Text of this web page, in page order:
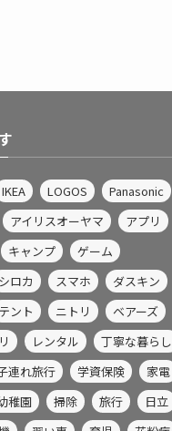
IKEA LOGOS
Panasonic
アイリスオーヤマ
アプリ
キャンプ
ゲーム
シロカ スマホ
ダスキン
テント ニトリ
ベアーズ
レンタル
丁寧な暮らし
連れ旅行 学資保険
家電
稚園 掃除 旅行
日立